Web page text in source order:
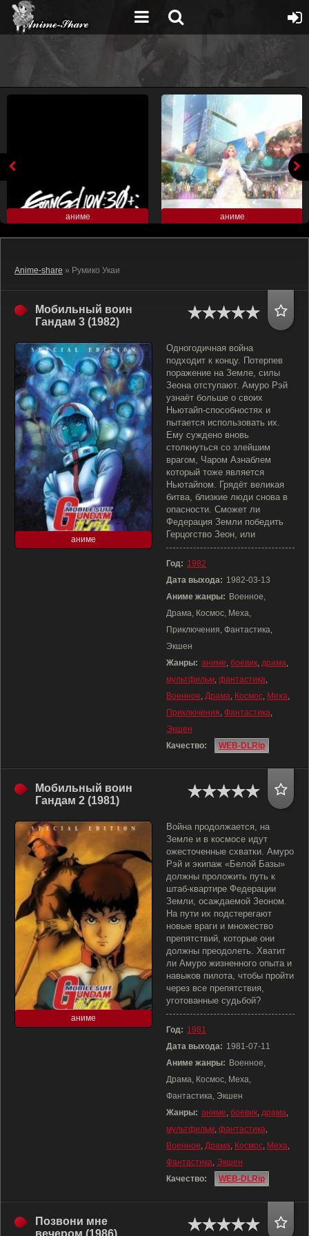
аниме аниме
Anime-share » Румико Укаи
Мобильный воин
Гандам 3 (1982)
аниме
Одногодичная война
подходит к концу. Потерпев
поражение на Земле, силы
Зеона отступают. Амуро Рэй
узнаёт больше о своих
Ньютайп-способностях и
пытается использовать их.
Ему суждено вновь
столкнуться со злейшим
врагом, Чаром Азнаблем
который тоже является
Ньютайпом. Грядёт великая
битва, близкие люди снова в
опасности. Сможет ли
Федерация Земли победить
Герцогство Зеон, или
Год: 1982
Дата выхода: 1982-03-13
Аниме жанры: Военное,
Драма, Космос, Меха,
Приключения, Фантастика,
Экшен
Жанры: аниме, боевик, драма,
мультфильм, фантастика,
Военное, Драма, Космос, Меха,
Приключения, Фантастика,
Экшен
Качество:
WEB-DLRip
Мобильный воин
Гандам 2 (1981)
аниме
Война продолжается, на
Земле и в космосе идут
ожесточенные схватки. Амуро
Рэй и экипаж «Белой Базы»
должны проложить путь к
штаб-квартире Федерации
Земли, осаждаемой Зеоном.
На пути их подстерегают
новые враги и множество
препятствий, которые они
должны преодолеть. Хватит
ли Амуро жизненного опыта и
навыков пилота, чтобы пройти
через все препятствия,
уготованные судьбой?
Год: 1981
Дата выхода: 1981-07-11
Аниме жанры: Военное,
Драма, Космос, Меха,
Фантастика, Экшен
Жанры: аниме, боевик, драма,
мультфильм, фантастика,
Военное, Драма, Космос, Меха,
Фантастика, Экшен
Качество:
WEB-DLRip
Позвони мне
вечером (1986)